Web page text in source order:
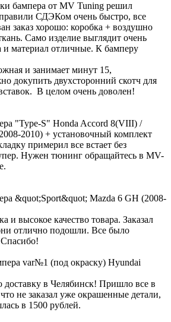
бампера от MV Tuning решил
СДЭКом очень быстро, все
заказ хорошо: коробка + воздушно
Само изделие выглядит очень
и материал отличные. К бамперу
и занимает минут 15,
докупить двухсторонний скотч для
В целом очень доволен!
"Type-S" Honda Accord 8(VIII) /
2010) + установочный комплект
примерил все встает без
Нужен тюнинг обращайтесь в MV-
&quot;Sport&quot; Mazda 6 GH (2008-
и высокое качество товара. Заказал
отлично подошли. Все было
Спасибо!
var№1 (под окраску) Hyundai
доставку в Челябинск! Пришло все в
не заказал уже окрашенные детали,
в 1500 рублей.